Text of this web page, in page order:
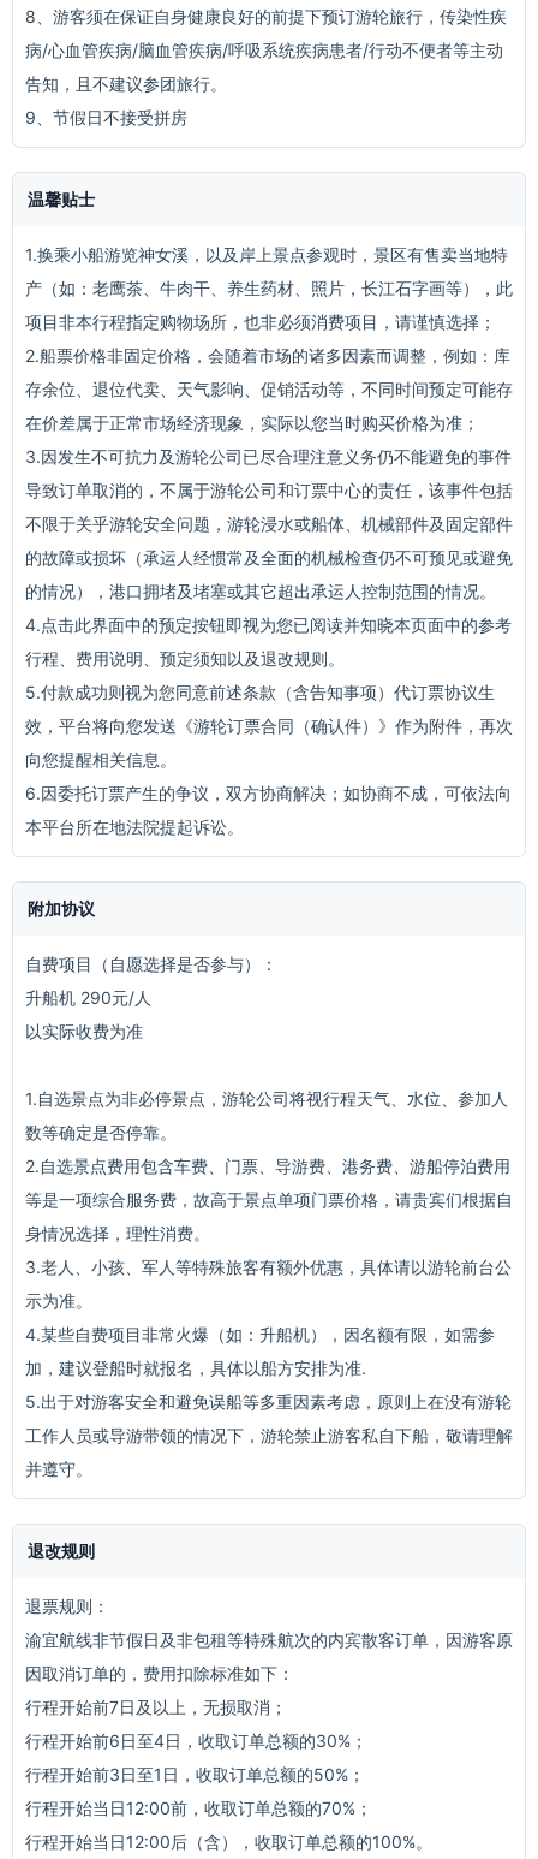
8、游客须在保证自身健康良好的前提下预订游轮旅行，传染性疾
病/心血管疾病/脑血管疾病/呼吸系统疾病患者/行动不便者等主动
告知，且不建议参团旅行。
9、节假日不接受拼房
温馨贴士
1.换乘小船游览神女溪，以及岸上景点参观时，景区有售卖当地特
产（如：老鹰茶、牛肉干、养生药材、照片，长江石字画等），此
项目非本行程指定购物场所，也非必须消费项目，请谨慎选择；
2.船票价格非固定价格，会随着市场的诸多因素而调整，例如：库
存余位、退位代卖、天气影响、促销活动等，不同时间预定可能存
在价差属于正常市场经济现象，实际以您当时购买价格为准；
3.因发生不可抗力及游轮公司已尽合理注意义务仍不能避免的事件
导致订单取消的，不属于游轮公司和订票中心的责任，该事件包括
不限于关乎游轮安全问题，游轮浸水或船体、机械部件及固定部件
的故障或损坏（承运人经惯常及全面的机械检查仍不可预见或避免
的情况），港口拥堵及堵塞或其它超出承运人控制范围的情况。
4.点击此界面中的预定按钮即视为您已阅读并知晓本页面中的参考
行程、费用说明、预定须知以及退改规则。
5.付款成功则视为您同意前述条款（含告知事项）代订票协议生
效，平台将向您发送《游轮订票合同（确认件）》作为附件，再次
向您提醒相关信息。
6.因委托订票产生的争议，双方协商解决；如协商不成，可依法向
本平台所在地法院提起诉讼。
附加协议
自费项目（自愿选择是否参与）：
升船机 290元/人
以实际收费为准
1.自选景点为非必停景点，游轮公司将视行程天气、水位、参加人
数等确定是否停靠。
2.自选景点费用包含车费、门票、导游费、港务费、游船停泊费用
等是一项综合服务费，故高于景点单项门票价格，请贵宾们根据自
身情况选择，理性消费。
3.老人、小孩、军人等特殊旅客有额外优惠，具体请以游轮前台公
示为准。
4.某些自费项目非常火爆（如：升船机），因名额有限，如需参
加，建议登船时就报名，具体以船方安排为准.
5.出于对游客安全和避免误船等多重因素考虑，原则上在没有游轮
工作人员或导游带领的情况下，游轮禁止游客私自下船，敬请理解
并遵守。
退改规则
退票规则：
渝宜航线非节假日及非包租等特殊航次的内宾散客订单，因游客原
因取消订单的，费用扣除标准如下：
行程开始前7日及以上，无损取消；
行程开始前6日至4日，收取订单总额的30%；
行程开始前3日至1日，收取订单总额的50%；
行程开始当日12:00前，收取订单总额的70%；
行程开始当日12:00后（含），收取订单总额的100%。